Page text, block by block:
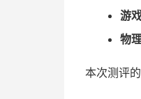
游
物
本次测评